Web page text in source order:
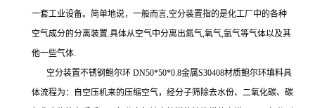
一套工业设备。简单地说，一般而言,空分装置指的是化工厂中的各种
空气成分的分离装置.具体从空气中分离出氮气,氧气,氩气等气体以及其
他一些气体.
空分装置不锈钢鲍尔环 DN50*50*0.8金属S30408材质鲍尔环填料具
体流程为：自空压机来的压缩空气，经分子筛除去水份、二氧化碳、碳